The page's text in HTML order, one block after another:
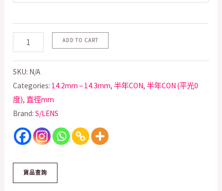
ADD TO CART
SKU: N/A
Categories: 14.2mm – 14.3mm,半年CON,半年CON (平光0
度), 直徑mm
Brand:S/LENS